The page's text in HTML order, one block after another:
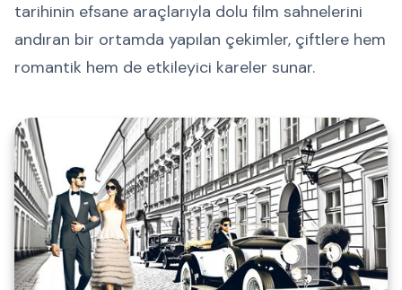
tarihinin efsane araçlarıyla dolu film sahnelerini
andıran bir ortamda yapılan çekimler, çiftlere hem
romantik hem de etkileyici kareler sunar.